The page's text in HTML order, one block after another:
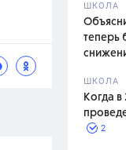
ШКОЛА
теперь
ШКОЛА
Когда
2